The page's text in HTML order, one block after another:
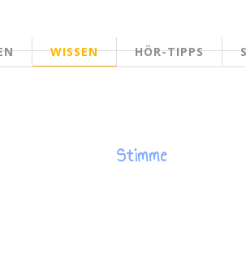
WISSEN HÖR-TIPPS
Stimme